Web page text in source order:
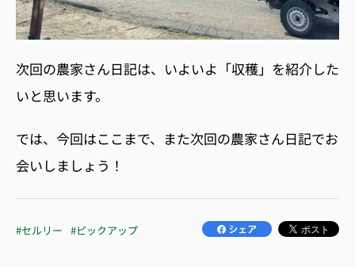
次回の農家さん日記は、いよいよ「収穫」を紹介した
いと思います。
では、今回はここまで、また次回の農家さん日記でお
会いしましょう！
#セルリー #ピックアップ